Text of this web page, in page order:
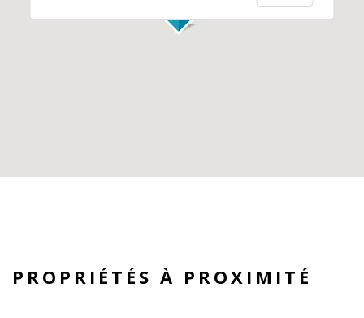
PROPRIÉTÉS À PROXIMITÉ